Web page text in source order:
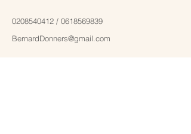
0208540412 ‬ / 0618569839
BernardDonners@gmail.com